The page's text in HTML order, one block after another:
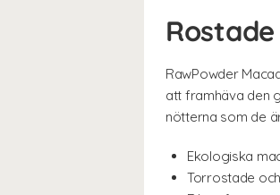
RawPowder
att framhäva den
nötterna som de
Ekologiska
Torrostade